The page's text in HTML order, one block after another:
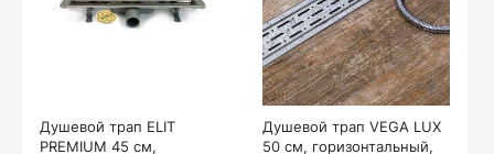
Душевой трап ELIT
PREMIUM 45 см,
Душевой трап VEGA LUX
50 см, горизонтальный,